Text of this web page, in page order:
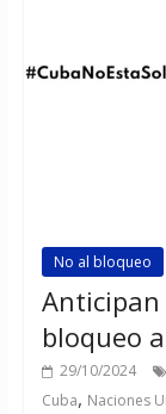
No al bloqueo
bloqueo
29/10/2024
Cuba, Naciones